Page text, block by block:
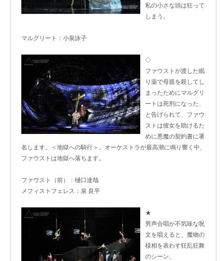
私の小さな頭は狂って
しまう。
マルグリート：小泉詠子
◇
ファウストが渡した眠
り薬で母親を殺してし
まったためにマルグリ
ートは死刑になった、
と告げられて、ファウ
ストは彼女を助けるた
めに悪魔の契約書に署
名します。＜地獄への騎行＞。オーケストラが最高潮に鳴り響く中、
ファウストは地獄へ落ちます。
ファウスト（前）：樋口達哉
メフィストフェレス：泉 良平
★
男声合唱が不気味な呪
文を唱えると、魔物の
様相を表わす狂乱狂舞
のシーン。